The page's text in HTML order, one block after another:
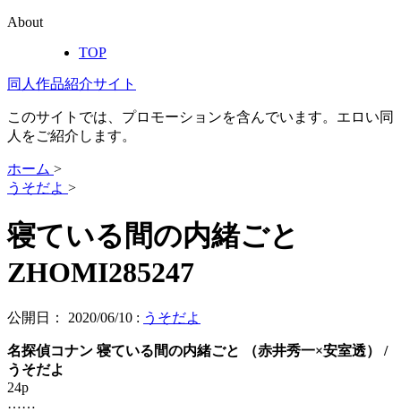
About
TOP
同人作品紹介サイト
このサイトでは、プロモーションを含んでいます。エロい同
人をご紹介します。
ホーム >
うそだよ >
寝ている間の内緒ごと
ZHOMI285247
公開日： 2020/06/10 : うそだよ
名探偵コナン 寝ている間の内緒ごと （赤井秀一×安室透） /
うそだよ
24p
……